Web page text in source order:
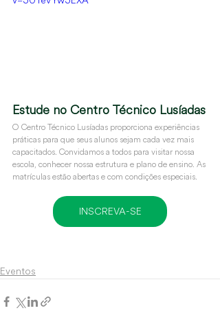
Estude no Centro Técnico Lusíadas
O Centro Técnico Lusíadas proporciona experiências
práticas para que seus alunos sejam cada vez mais
capacitados. Convidamos a todos para visitar nossa
escola, conhecer nossa estrutura e plano de ensino. As
matrículas estão abertas e com condições especiais.
INSCREVA-SE
Eventos